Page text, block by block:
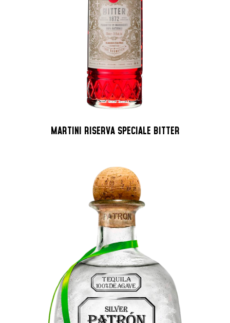
MARTINI RISERVA SPECIALE BITTER